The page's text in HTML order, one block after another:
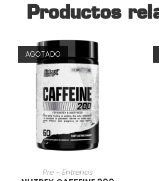
Productos
AGOTADO
AÑADIR AL CARRITO
Pre - Entrenos